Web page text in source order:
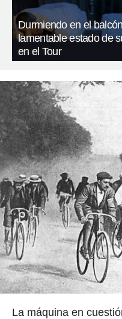
Durmiendo en el
lamentable estado de
en el Tour
La máquina en